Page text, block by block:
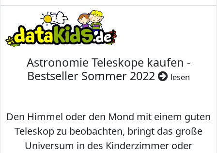
Astronomie Teleskope kaufen -
Bestseller Sommer 2022
lesen
Den Himmel oder den Mond mit einem guten
Teleskop zu beobachten, bringt das große
Universum in des Kinderzimmer oder